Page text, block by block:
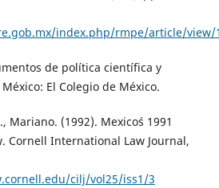
index.php/rmpe/article/view/
de política científica y
El Colegio de México.
Mariano. (1992). Mexico´s 1991
Cornell International Law Journal,
cilj/vol25/iss1/3